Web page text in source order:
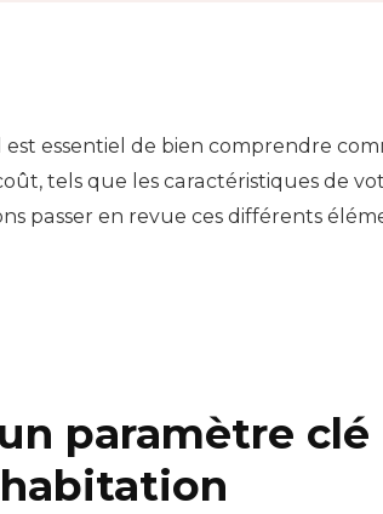
essentiel de bien comprendre
tels que les caractéristiques de
passer en revue ces différents
paramètre